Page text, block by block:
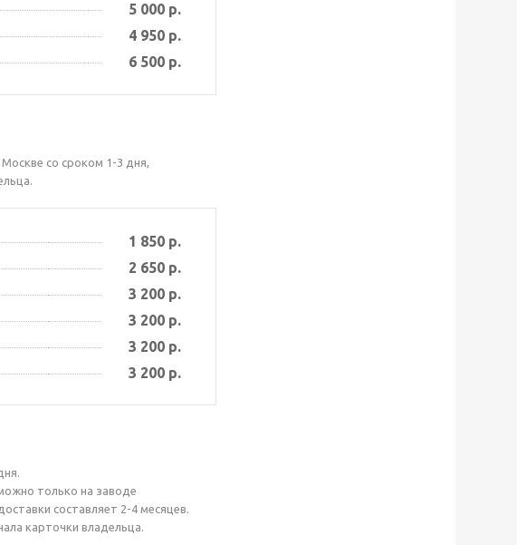
5 000 р.
4 950 р.
6 500 р.
со сроком 1-3 дня,
1 850 р.
2 650 р.
3 200 р.
3 200 р.
3 200 р.
3 200 р.
только на заводе
составляет 2-4 месяцев.
карточки владельца.